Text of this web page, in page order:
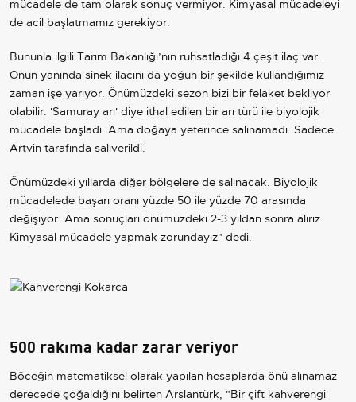
mücadele de tam olarak sonuç vermiyor. Kimyasal mücadeleyi
de acil başlatmamız gerekiyor.
Bununla ilgili Tarım Bakanlığı’nın ruhsatladığı 4 çeşit ilaç var.
Onun yanında sinek ilacını da yoğun bir şekilde kullandığımız
zaman işe yarıyor. Önümüzdeki sezon bizi bir felaket bekliyor
olabilir. 'Samuray arı' diye ithal edilen bir arı türü ile biyolojik
mücadele başladı. Ama doğaya yeterince salınamadı. Sadece
Artvin tarafında salıverildi.
Önümüzdeki yıllarda diğer bölgelere de salınacak. Biyolojik
mücadelede başarı oranı yüzde 50 ile yüzde 70 arasında
değişiyor. Ama sonuçları önümüzdeki 2-3 yıldan sonra alırız.
Kimyasal mücadele yapmak zorundayız" dedi.
500 rakıma kadar zarar veriyor
Böceğin matematiksel olarak yapılan hesaplarda önü alınamaz
derecede çoğaldığını belirten Arslantürk, "Bir çift kahverengi